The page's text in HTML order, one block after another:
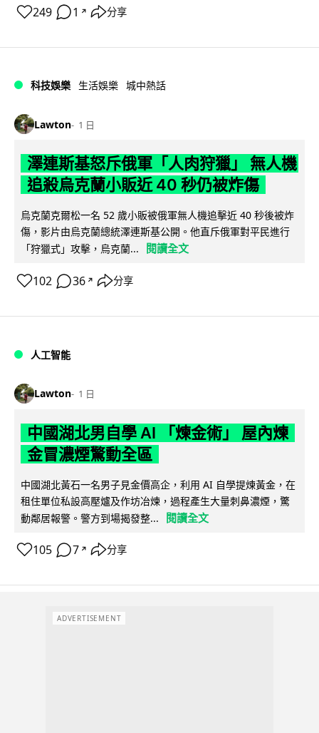
249 1 ↗ 分享
科技娛樂 生活娛樂 城中熱話
Lawton 1 日
澤連斯基怒斥俄軍「人肉狩獵」 無人機
追殺烏克蘭小販近 40 秒仍被炸傷
烏克蘭克爾松一名 52 歲小販被俄軍無人機追擊近 40 秒後被炸
傷，影片由烏克蘭總統澤連斯基公開。他直斥俄軍對平民進行
「狩獵式」攻擊，烏克蘭...
閱讀全文
102 36 ↗ 分享
人工智能
Lawton 1 日
中國湖北男自學 AI 「煉金術」 屋內煉
金冒濃煙驚動全區
中國湖北黃石一名男子見金價高企，利用 AI 自學提煉黃金，在
租住單位私設高壓爐及作坊冶煉，過程產生大量刺鼻濃煙，驚
動鄰居報警。警方到場揭發整...
閱讀全文
105 7 ↗ 分享
ADVERTISEMENT